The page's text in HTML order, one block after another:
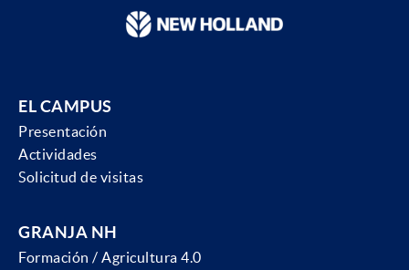
EL CAMPUS
Presentación
Actividades
Solicitud de visitas
GRANJA NH
Formación / Agricultura 4.0